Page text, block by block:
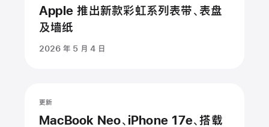
Apple 推出新款彩虹系列表带、表盘
及墙纸
2026 年 5 月 4 日
更新
MacBook Neo、iPhone 17e、搭载